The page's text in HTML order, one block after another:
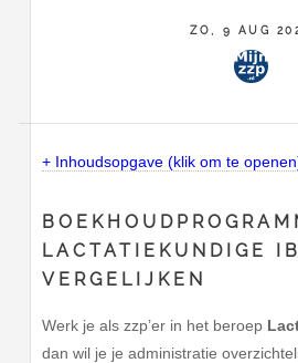
ZO, 9 AUG
+ Inhoudsopgave (klik om te
LACTATIEKUNDIGE
VERGELIJKEN
Werk je als zzp’er in het beroep
dan wil je je administratie